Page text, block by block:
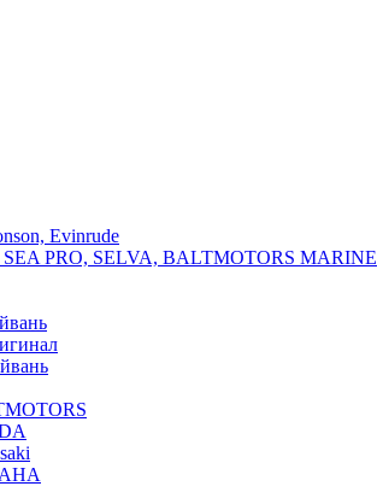
Evinrude
SELVA, BALTMOTORS MARINE